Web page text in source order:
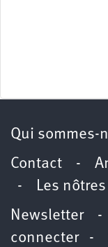
Qui sommes-
Contact -
-
Les nôtres
Newsletter-
connecter-